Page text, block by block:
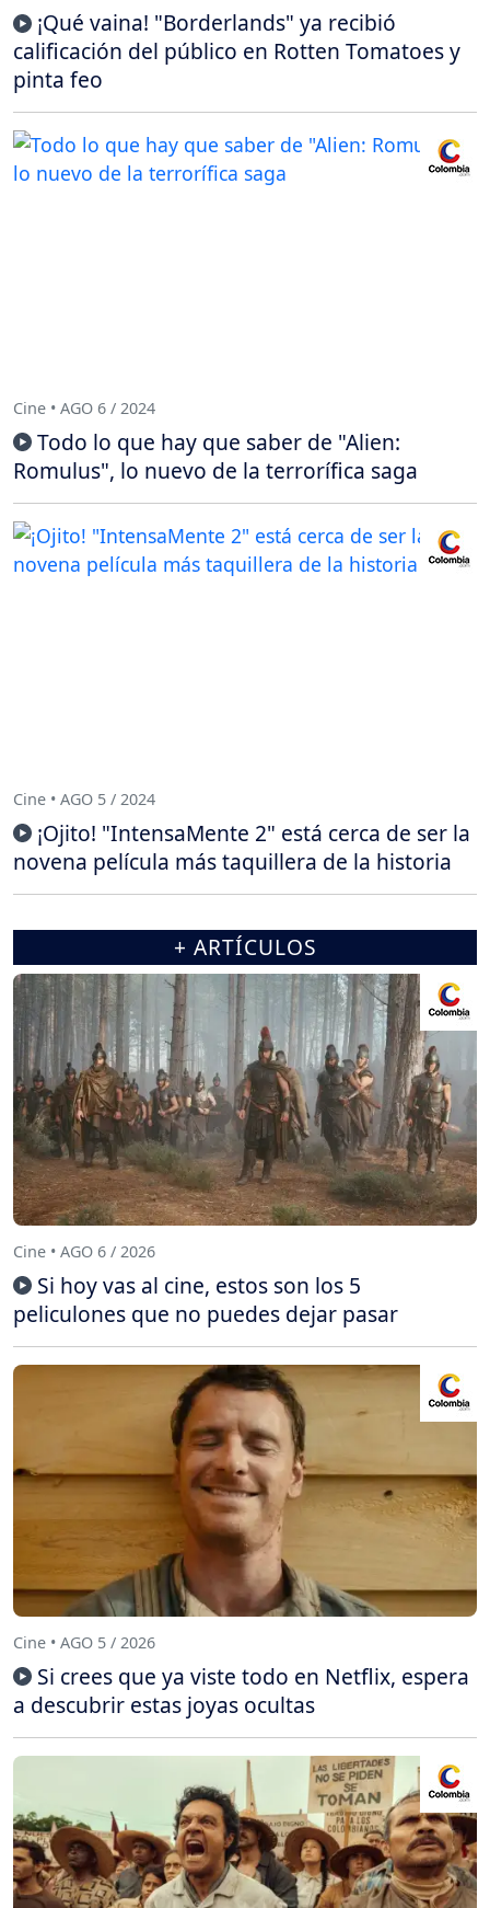
¡Qué vaina! "Borderlands" ya recibió
calificación del público en Rotten Tomatoes y
pinta feo
Cine • AGO 6 / 2024
Todo lo que hay que saber de "Alien:
Romulus", lo nuevo de la terrorífica saga
Cine • AGO 5 / 2024
¡Ojito! "IntensaMente 2" está cerca de ser la
novena película más taquillera de la historia
+ ARTÍCULOS
Cine • AGO 6 / 2026
Si hoy vas al cine, estos son los 5
peliculones que no puedes dejar pasar
Cine • AGO 5 / 2026
Si crees que ya viste todo en Netflix, espera
a descubrir estas joyas ocultas